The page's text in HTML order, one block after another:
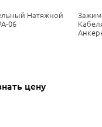
Натяжной
06
цену
Зажим